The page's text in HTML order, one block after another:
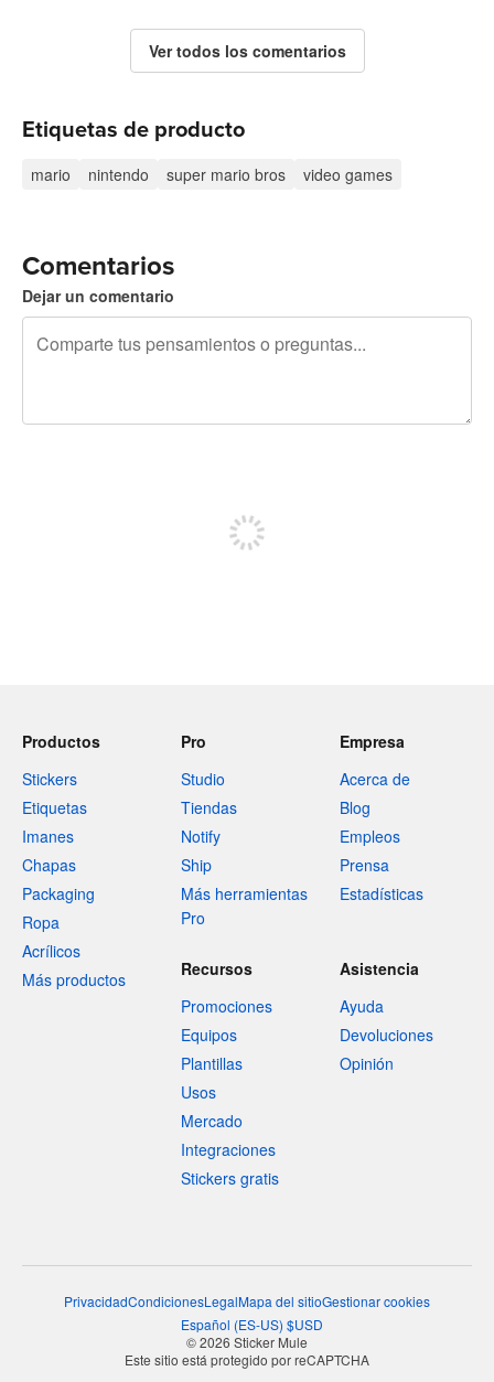
Ver todos los comentarios
Etiquetas de producto
mario nintendo super mario bros video games
Comentarios
Dejar un comentario
Productos
Stickers
Etiquetas
Imanes
Chapas
Packaging
Ropa
Acrílicos
Más productos
Pro
Studio
Tiendas
Notify
Ship
Más herramientas
Pro
Empresa
Acerca de
Blog
Empleos
Prensa
Estadísticas
Recursos
Promociones
Equipos
Plantillas
Usos
Mercado
Integraciones
Stickers gratis
Asistencia
Ayuda
Devoluciones
Opinión
PrivacidadCondicionesLegalMapa del sitioGestionar cookies
Español (ES-US) $USD
© 2026 Sticker Mule
Este sitio está protegido por reCAPTCHA